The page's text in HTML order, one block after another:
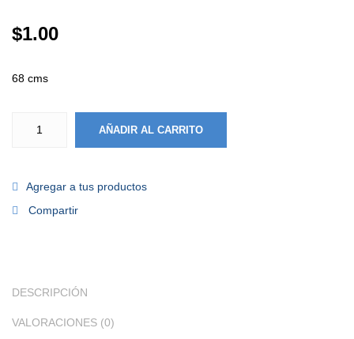
$1.00
68 cms
AÑADIR AL CARRITO
Agregar a tus productos
Compartir
DESCRIPCIÓN
VALORACIONES (0)